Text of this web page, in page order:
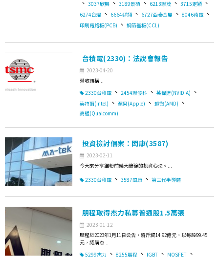
、 3037欣興 、 3189景碩 、 6213聯茂 、 3715定穎 、
6274台燿 、 6664群翊 、 6727亞泰金屬 、 8046南電 、
印刷電路板(PCB) 、 銅箔基板(CCL)
台積電(2330)：法說會報告
2023-04-20
營收結構...
2330台積電 、 2454聯發科 、 英偉達(NVIDIA) 、
英特爾(Intel) 、 蘋果(Apple) 、 超微(AMD) 、
高通(Qualcomm)
投資檢討個案：閎康(3587)
2023-02-11
今天來分享錨粉前幾天敲碗的投資心法。...
2330台積電 、 3587閎康 、 第三代半導體
朋程取得杰力私募普通股1.5萬張
2023-01-12
朋程於2023年1月11日公告，將斥資14.92億元，以每股99.45
元，認購杰...
5299杰力 、 8255朋程 、 IGBT 、 MOSFET 、